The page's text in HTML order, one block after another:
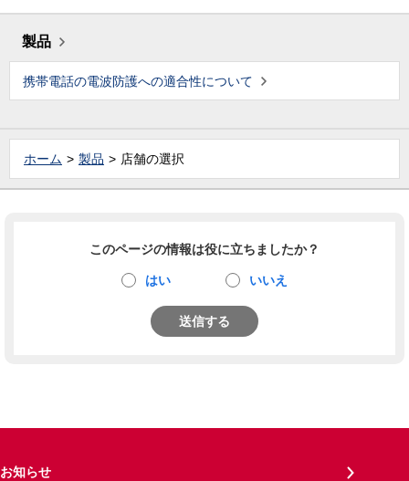
製品
携帯電話の電波防護への適合性について
ホーム 製品 店舗の選択
このページの情報は役に立ちましたか？
はい いいえ
送信する
お知らせ